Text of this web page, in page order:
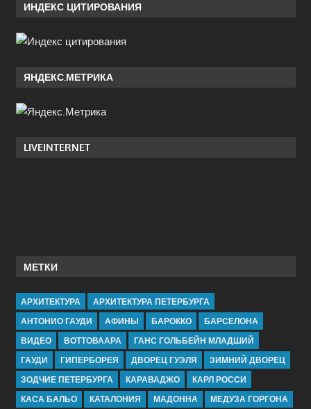
ИНДЕКС ЦИТИРОВАНИЯ
ЯНДЕКС.МЕТРИКА
LIVEINTERNET
МЕТКИ
АРХИТЕКТУРА
АРХИТЕКТУРА ПЕТЕРБУРГА
АНТОНИО ГАУДИ
АФИНЫ БАРОККО
БАРСЕЛОНА
ВИДЕО
ВОТТОВААРА
ГАНС ГОЛЬБЕЙН МЛАДШИЙ
ГАУДИ
ГИПЕРБОРЕЯ ДВОРЕЦ ГУЭЛЯ
ЗИМНИЙ ДВОРЕЦ
ЗОДЧИЕ ПЕТЕРБУРГА
КАРАВАДЖО
КАРЛ РОССИ
КАСА БАЛЬО
КАТАЛОНИЯ МАДОННА МЕДУЗА ГОРГОНА